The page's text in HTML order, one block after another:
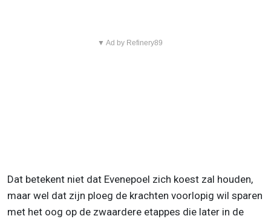
▼ Ad by Refinery89
Dat betekent niet dat Evenepoel zich koest zal houden,
maar wel dat zijn ploeg de krachten voorlopig wil sparen
met het oog op de zwaardere etappes die later in de